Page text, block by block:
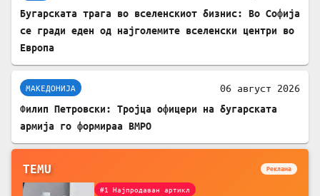
Бугарската трага во вселенскиот бизнис: Во Софија
се гради еден од најголемите вселенски центри во
Европа
МАКЕДОНИЈА 06 август 2026
Филип Петровски: Тројца офицери на бугарската
армија го формираа ВМРО
TEMU Реклама
#1 Најпродаван артикл